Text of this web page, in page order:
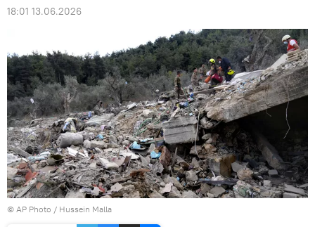
18:01 13.06.2026
© AP Photo / Hussein Malla